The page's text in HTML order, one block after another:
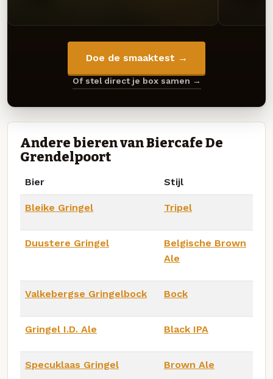
Doe de smaaktest →
Of stel direct je box samen →
Andere bieren van Biercafe De
Grendelpoort
Bier Stijl
Bleike Gringel Tripel
Duustere Gringel
Belgische Brown
Ale
Valkebergse Gringelbock Bock
Gringel I.D. Ale Black IPA
Specuklaas Gringel Brown Ale